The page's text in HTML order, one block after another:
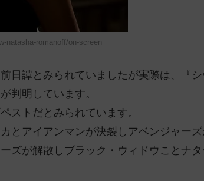
natasha-romanoff/on-screen
日譚とみられていましたが実際は、『
判明しています。
ストだとみられています。
とアイアンマンが決裂しアベンジャーズ
ズが解散しブラック・ウィドウことナ